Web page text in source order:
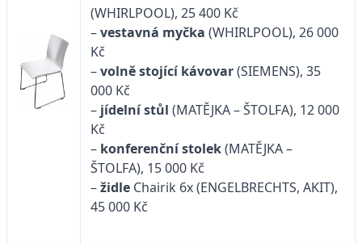
(WHIRLPOOL), 25 400 Kč
–vestavná myčka (WHIRLPOOL), 26 000
Kč
–volně stojící kávovar(SIEMENS), 35
000 Kč
– jídelní stůl (MATĚJKA – ŠTOLFA), 12 000
Kč
– konferenční stolek(MATĚJKA –
ŠTOLFA), 15 000 Kč
–židle Chairik 6x (ENGELBRECHTS, AKIT),
45 000 Kč